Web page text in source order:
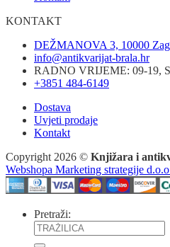
KONTAKT
DEŽMANOVA 3, 10000
info@antikvarijat-brala.hr
RADNO VRIJEME: 09-19,
+3851 484-6149
Dostava
Uvjeti prodaje
Kontakt
Copyright 2026 © Knjižara i
Webshopa Marketing strategije
Pretraži: